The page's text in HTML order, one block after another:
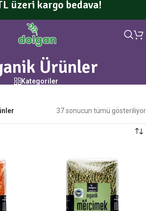
üzeri kargo bedava!
Ürünler
Kategoriler
37 sonucun tümü gösteriliyor